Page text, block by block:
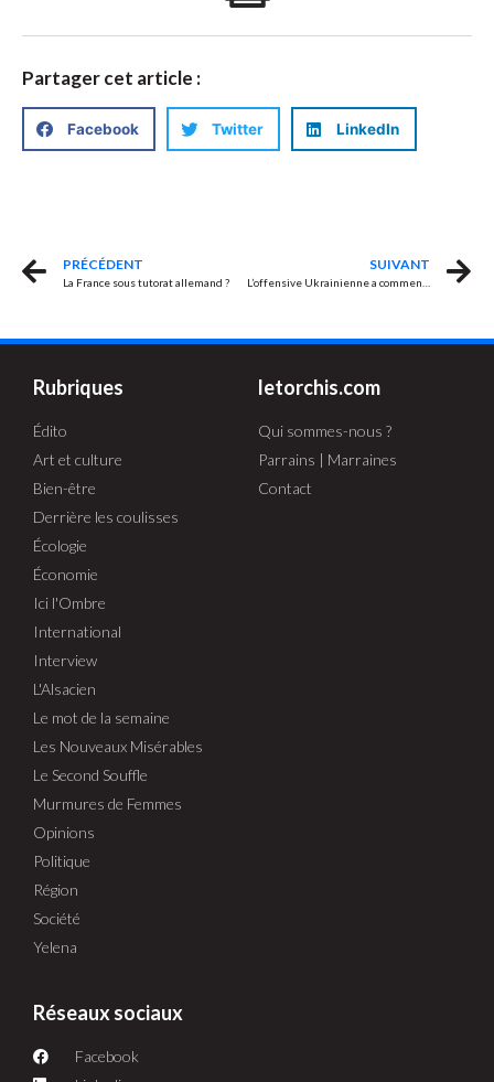
Partager cet article :
Facebook Twitter LinkedIn
PRÉCÉDENT
La France sous tutorat allemand ?
SUIVANT
Rubriques
Édito
Art et culture
Bien-être
Derrière les coulisses
Écologie
Économie
Ici l'Ombre
International
Interview
L'Alsacien
Le mot de la semaine
Les Nouveaux Misérables
Le Second Souffle
Murmures de Femmes
Opinions
Politique
Région
Société
Yelena
letorchis.com
Qui sommes-nous ?
Parrains | Marraines
Contact
Réseaux sociaux
Facebook